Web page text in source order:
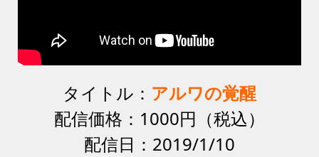
タイトル： アルワの覚醒
配信価格：1000円（税込）
配信日：2019/1/10